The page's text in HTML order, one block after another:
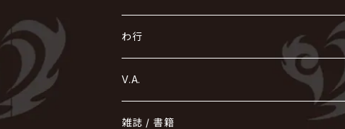
Acid Black Cherry
色々な十字架
168 / 葵-168-
the GazettE
GOTCHAROCKA
清春
KIRITO / キリト
己龍
GREN / グレン
黒夢
Sadie
XANVALA
Sick²
ジグソウ
SCAPEGOAT
ZOMBIE / ぞんび
DADAROMA
逹瑯
DIAURA
東京花嫁
Tourbillon
NETH PRIERE CAIN
NEVERLAND
の
NoGoD
NOCTURNAL BLOODLUST
美炎-BIEN-
Far East Dizain
Fatüm
へ
BabyKingdom
THE BEETHOVEN
ほ
POIDOL
MAO / マオ from SID
未完成アリス
ミスイ
む
MUCC / ムック
め
メトロノーム
も
ヤミテラ / 外道反逆者ヤミテラ
ゆ
YUKIYA / 藤田幸也
ユナイト
よ
ら
rice
Rides In ReVellion
り
Leetspeak monsters
る
わ行
わ
wyse
V.A.
雑誌 / 書籍